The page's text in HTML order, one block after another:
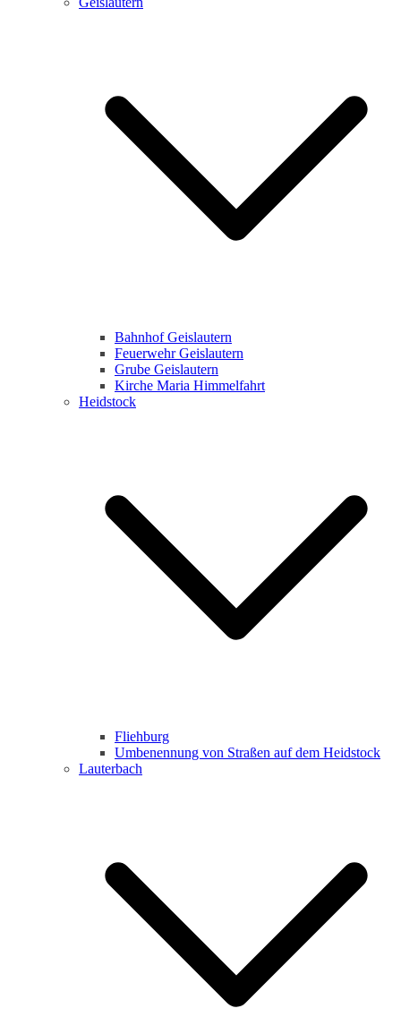
Bahnhof Geislautern
Feuerwehr Geislautern
Grube Geislautern
Kirche Maria Himmelfahrt
Heidstock
Fliehburg
Umbenennung von Straßen auf dem Heidstock
Lauterbach